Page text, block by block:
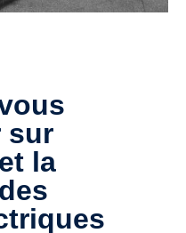
sur
la